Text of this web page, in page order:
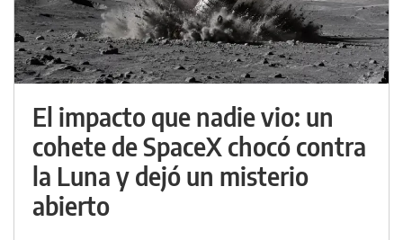
El impacto que nadie vio: un
cohete de SpaceX chocó contra
la Luna y dejó un misterio
abierto